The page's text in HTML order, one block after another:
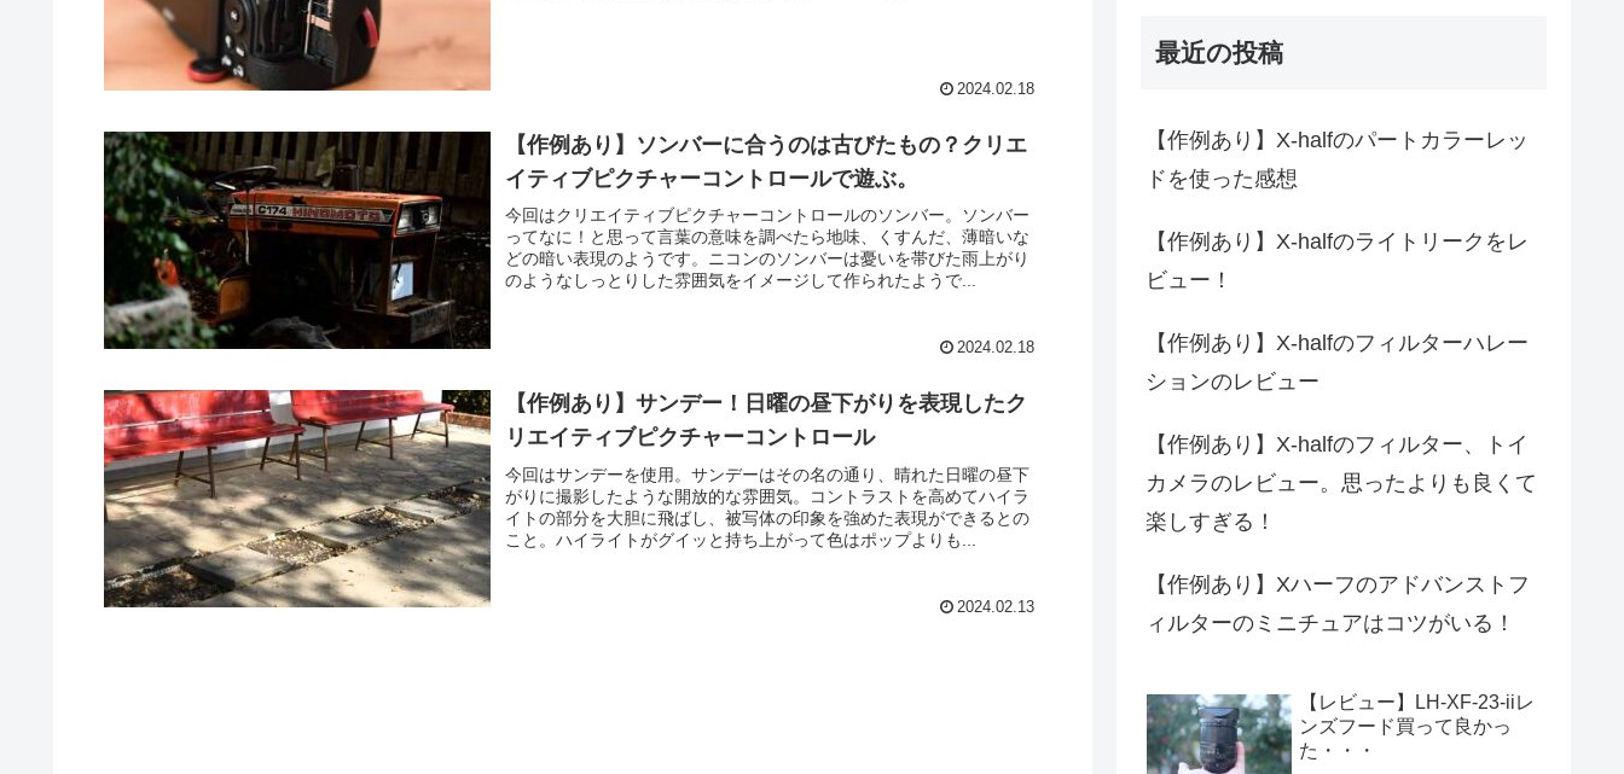
2024.02.18
【作例あり】ソンバーに合うのは古びたもの？クリエ
イティブピクチャーコントロールで遊ぶ。
今回はクリエイティブピクチャーコントロールのソンバー。ソンバー
ってなに！と思って言葉の意味を調べたら地味、くすんだ、薄暗いな
どの暗い表現のようです。ニコンのソンバーは憂いを帯びた雨上がり
のようなしっとりした雰囲気をイメージして作られたようで...
2024.02.18
【作例あり】サンデー！日曜の昼下がりを表現したク
リエイティブピクチャーコントロール
今回はサンデーを使用。サンデーはその名の通り、晴れた日曜の昼下
がりに撮影したような開放的な雰囲気。コントラストを高めてハイラ
イトの部分を大胆に飛ばし、被写体の印象を強めた表現ができるとの
こと。ハイライトがグイッと持ち上がって色はポップよりも...
2024.02.13
最近の投稿
【作例あり】X-halfのパートカラーレッ
ドを使った感想
【作例あり】X-halfのライトリークをレ
ビュー！
【作例あり】X-halfのフィルターハレー
ションのレビュー
【作例あり】X-halfのフィルター、トイ
カメラのレビュー。思ったよりも良くて
楽しすぎる！
【作例あり】Xハーフのアドバンストフ
ィルターのミニチュアはコツがいる！
【レビュー】LH-XF-23-iiレ
ンズフード買って良かっ
た・・・